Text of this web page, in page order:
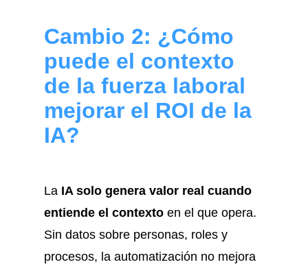
Cambio 2: ¿Cómo
puede el contexto
de la fuerza laboral
mejorar el ROI de la
IA?
La IA solo genera valor real cuando
entiende el contexto en el que opera.
Sin datos sobre personas, roles y
procesos, la automatización no mejora